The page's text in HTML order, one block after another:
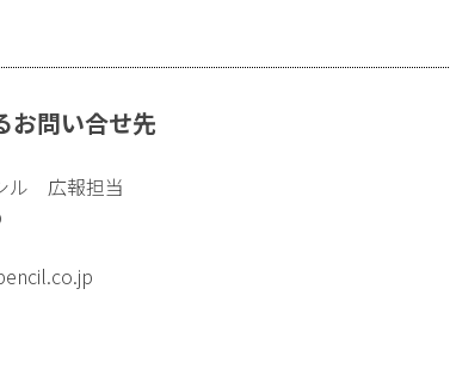
お問い合せ先
ル 広報担当